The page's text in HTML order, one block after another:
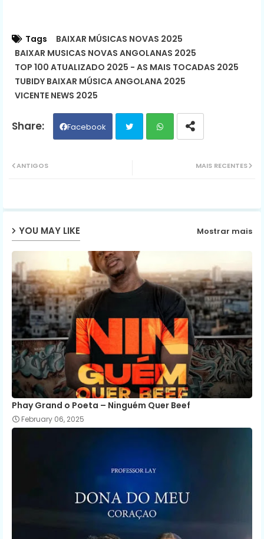
Tags
BAIXAR MÚSICAS NOVAS 2025
BAIXAR MUSICAS NOVAS ANGOLANAS 2025
TOP 100 ATUALIZADO 2025 - AS MAIS TOCADAS 2025
TUBIDY BAIXAR MÚSICA ANGOLANA 2025
VICENTE NEWS 2025
Facebook
ap
MAIS RECENTES
ANTIGOS
YOU MAY LIKE Mostrar mais
Phay Grand o Poeta – Ninguém Quer Beef
February 06, 2025